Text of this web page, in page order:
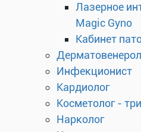
Лазерное
Magic Gyno
Кабинет
Инфекционист
Кардиолог
Косметолог -
Нарколог